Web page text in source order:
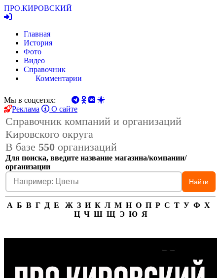
ПРО.КИРОВСКИЙ
Главная
История
Фото
Видео
Справочник
Комментарии
Мы в соцсетях:
Реклама
О сайте
Справочник компаний и организаций
Кировского округа
В базе 550 организаций
Для поиска, введите название магазина/компании/
организации
Найти
А Б В Г Д Е Ж З И К Л М Н О П Р С Т У Ф Х
Ц Ч Ш Щ Э Ю Я